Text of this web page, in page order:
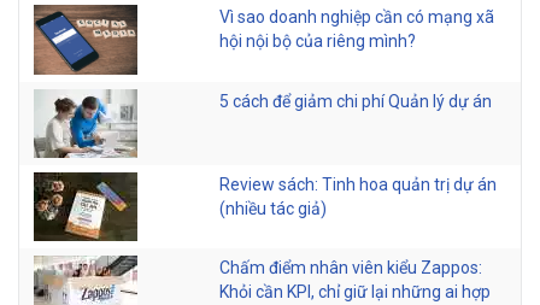
Vì sao doanh nghiệp cần có mạng xã
hội nội bộ của riêng mình?
5 cách để giảm chi phí Quản lý dự án
Review sách: Tinh hoa quản trị dự án
(nhiều tác giả)
Chấm điểm nhân viên kiểu Zappos:
Khỏi cần KPI, chỉ giữ lại những ai hợp